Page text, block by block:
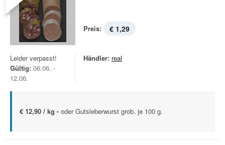
Preis: € 1,29
Leider verpasst!
Gültig: 06.06. -
12.06.
Händler: real
€ 12,90 / kg - oder Gutsleberwurst grob, je 100 g.